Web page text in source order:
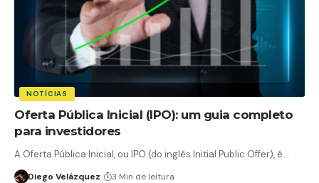
NOTÍCIAS
Oferta Pública Inicial (IPO): um guia completo
para investidores
A Oferta Pública Inicial, ou IPO (do inglês Initial Public Offer), é…
Diego Velázquez 3 Min de leitura